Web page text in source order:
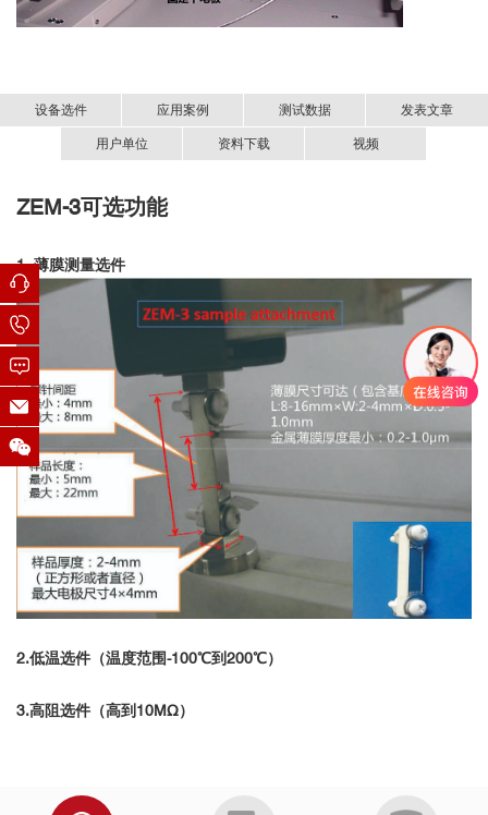
设备选件 应用案例 测试数据 发表文章
用户单位 资料下载 视频
ZEM-3可选功能
1. 薄膜测量选件
2.低温选件（温度范围-100℃到200℃）
3.高阻选件（高到10MΩ）
■ Science：高储量、低成本、宽带隙热电材
☑ LiMnSbTe3材料
performance rock-salt LiMnSbTe
van der Waals-like gaps. Nat Commun 16, 11501 (2025).
https://doi.org/10.1038/s41467-025-66518-w
LiMnSbTe
本工作中
的塞贝克系数及电阻率使用日本Advance Riko公司生
产的塞贝克系数/电阻测量系统测得；单腿TEG器件的热电转换效率
使用日本Advance Riko公司生产的小型热电转换效率测量系统Mini-
PEM测得。
清华大学
上海交通大学
复旦大学
浙江大学
大湾区大学
郑州大学
大湾区大学
辽宁材料实验室
中山大学
南方科技大学
闽都创新实验室
国科大杭州高等研究院
中国科学院电工研究所
中国科学院大连化学物理研究所
塞贝克系数/电阻测量系统-ZEM-中文资料.pdf
高性能热电材料/器件性能测量与表征系列